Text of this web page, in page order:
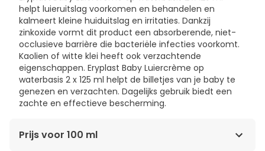
helpt luieruitslag voorkomen en behandelen en
kalmeert kleine huiduitslag en irritaties. Dankzij
zinkoxide vormt dit product een absorberende, niet-
occlusieve barrière die bacteriële infecties voorkomt.
Kaolien of witte klei heeft ook verzachtende
eigenschappen. Eryplast Baby Luiercrème op
waterbasis 2 x 125 ml helpt de billetjes van je baby te
genezen en verzachten. Dagelijks gebruik biedt een
zachte en effectieve bescherming.
Prijs voor 100 ml